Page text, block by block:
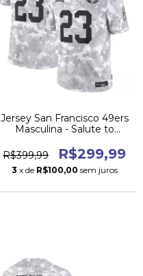
Jersey San Francisco 49ers
Masculina - Salute to
R$399,99
R$299,99
3 x de R$100,00 sem juros